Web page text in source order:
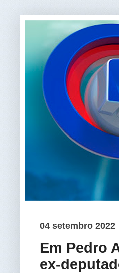
04 setembro 2022
Em Pedro
ex-